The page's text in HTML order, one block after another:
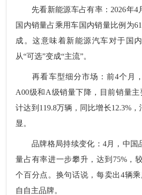
先看新能源车占有率：2026年4
国内销量占乘用车国内销量比例为
成。这意味着新能源汽车对于国
从“可选”变成“主流”。
再看车型细分市场：前4个月，
A00级和A级销量下降，目前销量
计达到119.8万辆，同比增长12.3%
显。
品牌格局持续变化：4月，中国
量占有率进一步攀升，达到75%，
个百分点。换句话说，每卖出4辆
自自主品牌。